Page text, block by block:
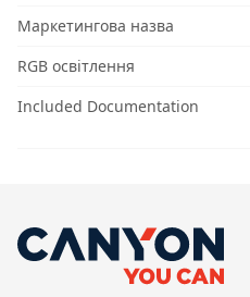
Маркетингова назва
RGB освітлення
Included Documentation